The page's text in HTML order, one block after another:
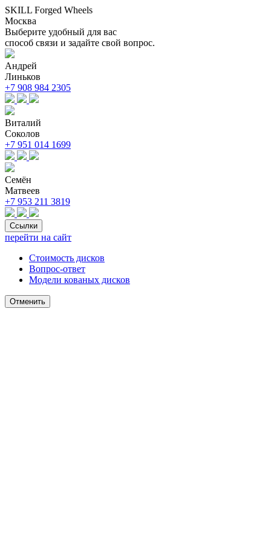
SKILL Forged Wheels
Москва
Выберите удобный для вас
способ связи и задайте свой вопрос.
Андрей
Линьков
+7 908 984 2305
Виталий
Соколов
+7 951 014 1699
Семён
Матвеев
+7 953 211 3819
Ссылки
перейти на сайт
Стоимость дисков
Вопрос-ответ
Модели кованых дисков
Отменить